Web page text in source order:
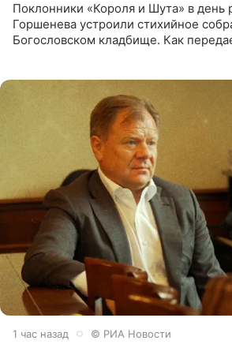
Поклонники «Короля и Шута» в
Горшенева устроили стихийное
Богословском кладбище. Как
1 час назад © РИА Новости